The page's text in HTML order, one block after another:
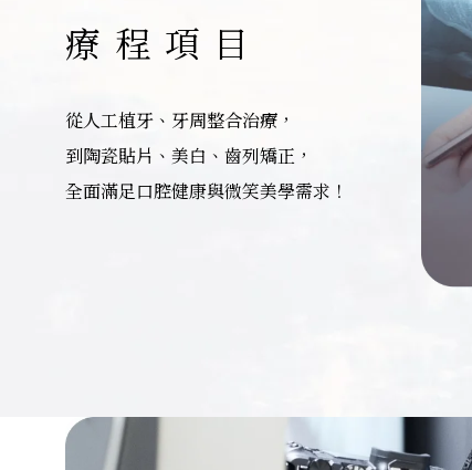
療程項目
從人工植牙、牙周整合治療，
到陶瓷貼片、美白、齒列矯正，
全面滿足口腔健康與微笑美學需求！